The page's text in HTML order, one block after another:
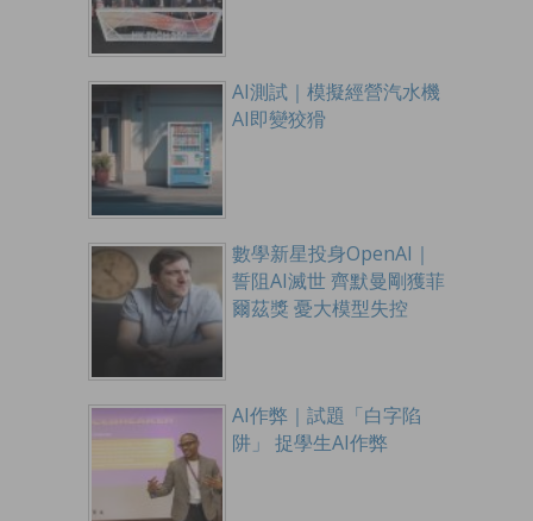
AI測試｜模擬經營汽水機
AI即變狡猾
數學新星投身OpenAI｜
誓阻AI滅世 齊默曼剛獲菲
爾茲獎 憂大模型失控
AI作弊｜試題「白字陷
阱」 捉學生AI作弊